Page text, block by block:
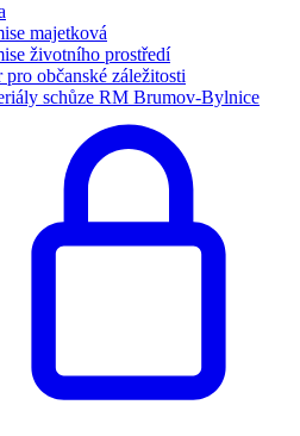
majetková
životního prostředí
pro občanské záležitosti
schůze RM Brumov-Bylnice